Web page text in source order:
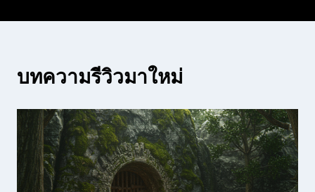
บทความรีวิวมาใหม่